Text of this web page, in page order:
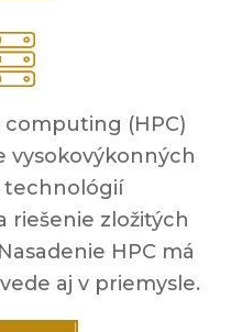
(HPC)
vysokovýkonných
technológií
riešenie zložitých
HPC má
aj v priemysle.